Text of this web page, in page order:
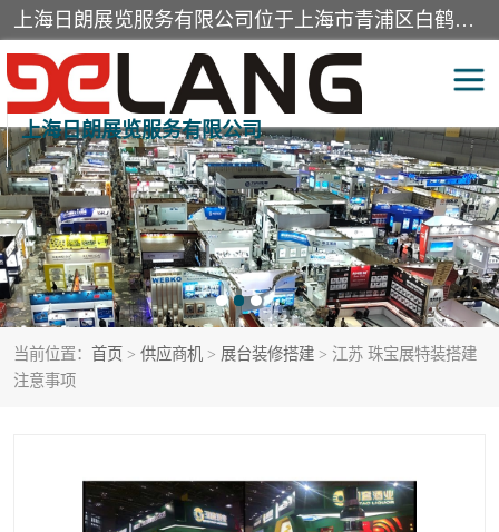
上海日朗展览服务有限公司位于上海市青浦区白鹤镇，营业范围有展览展示会务服务，室内装饰设计及施工，展示道具设计制作，舞台设计，图文设计，灯箱制作，园林绿化工程，广告装潢材料，建筑材料，办公用品，工艺礼品日用百货销售。
上海日朗展览服务有限公司
当前位置： 首页 > 供应商机 > 展台装修搭建 > 江苏 珠宝展特装搭建
注意事项
展台装修搭建 活动会议执行
展厅装修 专柜制作
展会装修设计 展会搭建
活动策划 展会服务